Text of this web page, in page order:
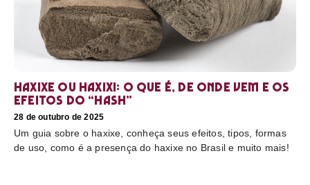
Haxixe ou Haxixi: o que é, de onde vem e os
efeitos do “hash”
28 de outubro de 2025
Um guia sobre o haxixe, conheça seus efeitos, tipos, formas
de uso, como é a presença do haxixe no Brasil e muito mais!